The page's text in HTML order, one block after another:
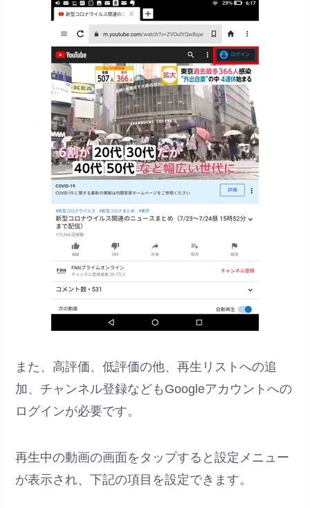
また、高評価、低評価の他、再生リストへの追
加、チャンネル登録などもGoogleアカウントへの
ログインが必要です。
再生中の動画の画面をタップすると設定メニュー
が表示され、下記の項目を設定できます。